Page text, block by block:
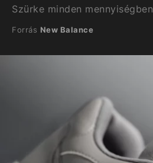
Szürke minden mennyiségben
Forrás New Balance